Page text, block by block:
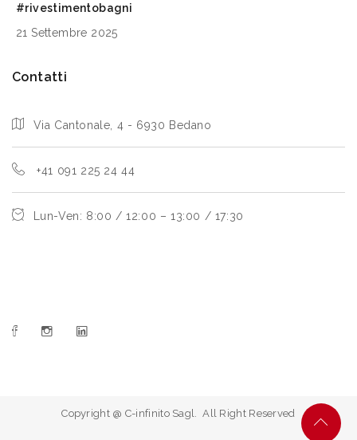
#rivestimentobagni
21 Settembre 2025
Contatti
Via Cantonale, 4 - 6930 Bedano
+41 091 225 24 44
Lun-Ven: 8:00 / 12:00 – 13:00 / 17:30
Copyright @ C-infinito Sagl. All Right Reserved